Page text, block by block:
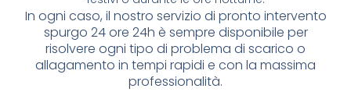
In ogni caso, il nostro servizio di pronto intervento
spurgo 24 ore 24h è sempre disponibile per
risolvere ogni tipo di problema di scarico o
allagamento in tempi rapidi e con la massima
professionalità.